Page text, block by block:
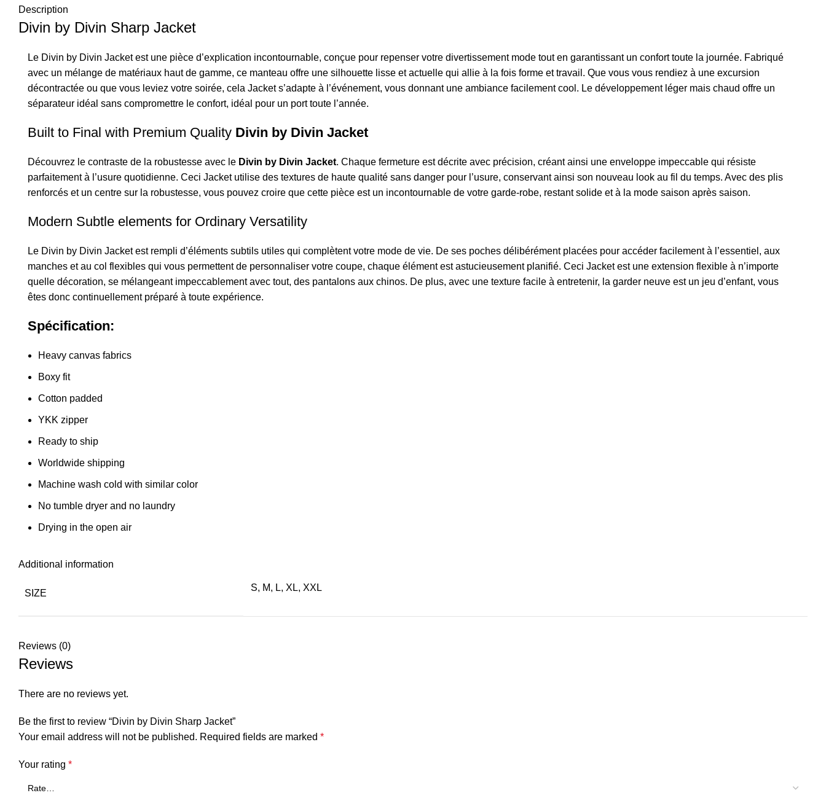
Description
Divin by Divin Sharp Jacket
Le Divin by Divin Jacket est une pièce d’explication incontournable, conçue pour repenser votre divertissement mode tout en garantissant un confort toute la journée. Fabriqué
avec un mélange de matériaux haut de gamme, ce manteau offre une silhouette lisse et actuelle qui allie à la fois forme et travail. Que vous vous rendiez à une excursion
décontractée ou que vous leviez votre soirée, cela Jacket s’adapte à l’événement, vous donnant une ambiance facilement cool. Le développement léger mais chaud offre un
séparateur idéal sans compromettre le confort, idéal pour un port toute l’année.
Built to Final with Premium Quality Divin by Divin Jacket
Découvrez le contraste de la robustesse avec le Divin by Divin Jacket. Chaque fermeture est décrite avec précision, créant ainsi une enveloppe impeccable qui résiste
parfaitement à l’usure quotidienne. Ceci Jacket utilise des textures de haute qualité sans danger pour l’usure, conservant ainsi son nouveau look au fil du temps. Avec des plis
renforcés et un centre sur la robustesse, vous pouvez croire que cette pièce est un incontournable de votre garde-robe, restant solide et à la mode saison après saison.
Modern Subtle elements for Ordinary Versatility
Le Divin by Divin Jacket est rempli d’éléments subtils utiles qui complètent votre mode de vie. De ses poches délibérément placées pour accéder facilement à l’essentiel, aux
manches et au col flexibles qui vous permettent de personnaliser votre coupe, chaque élément est astucieusement planifié. Ceci Jacket est une extension flexible à n’importe
quelle décoration, se mélangeant impeccablement avec tout, des pantalons aux chinos. De plus, avec une texture facile à entretenir, la garder neuve est un jeu d’enfant, vous
êtes donc continuellement préparé à toute expérience.
Spécification:
Heavy canvas fabrics
Boxy fit
Cotton padded
YKK zipper
Ready to ship
Worldwide shipping
Machine wash cold with similar color
No tumble dryer and no laundry
Drying in the open air
Additional information
SIZE
S, M, L, XL, XXL
Reviews (0)
Reviews
There are no reviews yet.
Be the first to review “Divin by Divin Sharp Jacket”
Your email address will not be published. Required fields are marked *
Your rating *